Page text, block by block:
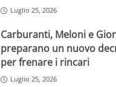
Luglio 25, 2026
Carburanti, Meloni e
preparano un nuovo
per frenare i rincari
Luglio 25, 2026